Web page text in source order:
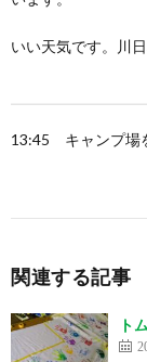
いい天気です。川
13:45 キャンプ場
関連する記事
ト